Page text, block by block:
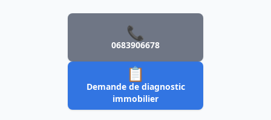
📞
0683906678
📋
Demande de diagnostic
immobilier